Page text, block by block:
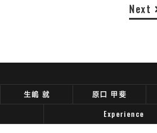
Next
生嶋 就 原口 甲斐
Experience